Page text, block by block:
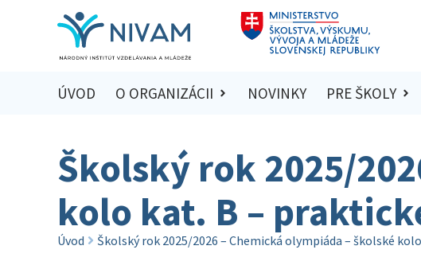
ÚVOD O ORGANIZÁCII NOVINKY PRE ŠKOLY
Školský rok 2025/
kolo kat. B –
Úvod Školský rok 2025/2026 – Chemická olympiáda – školské